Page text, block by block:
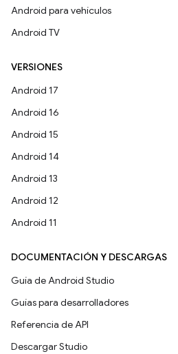
Android para vehículos
Android TV
VERSIONES
Android 17
Android 16
Android 15
Android 14
Android 13
Android 12
Android 11
DOCUMENTACIÓN Y DESCARGAS
Guía de Android Studio
Guías para desarrolladores
Referencia de API
Descargar Studio